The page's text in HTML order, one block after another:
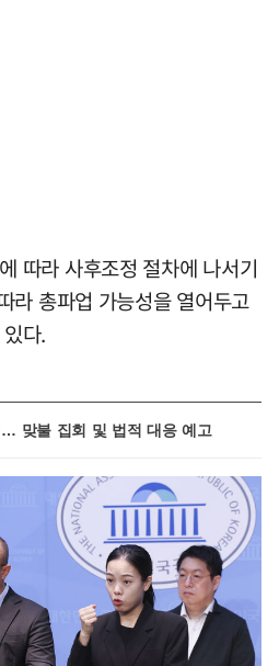
따라 사후조정 절차에 나서기
라 총파업 가능성을 열어두고
다.
맞불 집회 및 법적 대응 예고